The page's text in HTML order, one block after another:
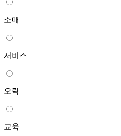
소매
서비스
오락
교육